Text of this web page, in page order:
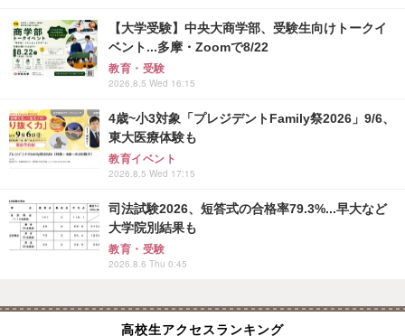
【大学受験】中央大商学部、受験生向けトークイ
ベント...多摩・Zoomで8/22
教育・受験
2026.8.5 Wed 16:15
4歳~小3対象「プレジデントFamily祭2026」9/6、
東大医療体験も
教育イベント
2026.8.5 Wed 17:15
司法試験2026、短答式の合格率79.3%...早大など
大学院別結果も
教育・受験
2026.8.6 Thu 0:45
高校生アクセスランキング